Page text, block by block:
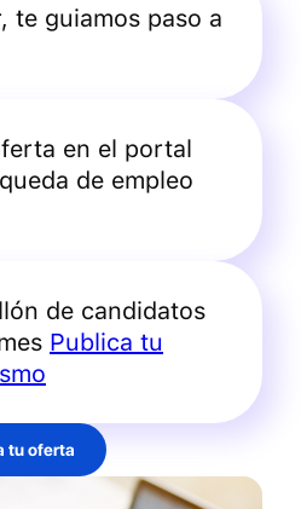
te guiamos paso a
en el portal
de empleo
de candidatos
Publica tu
tu oferta